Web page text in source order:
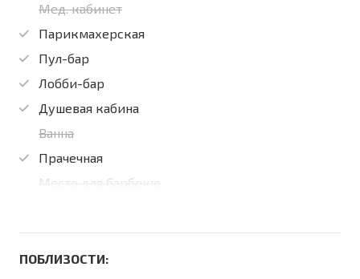
Мед. кабинет
Парикмахерская
Пул-бар
Лобби-бар
Душевая кабина
Ванна
Прачечная
Место для барбекю
ПОБЛИЗОСТИ: